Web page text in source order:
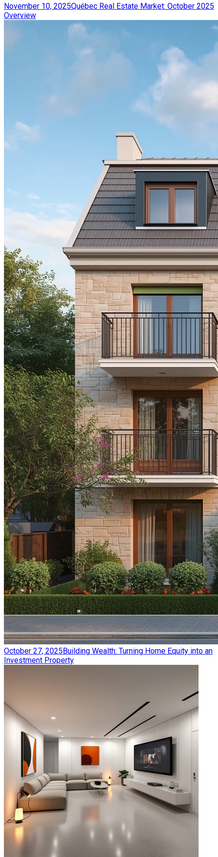
November 10, 2025Québec Real Estate Market: October 2025
Overview
October 27, 2025Building Wealth: Turning Home Equity into an
Investment Property